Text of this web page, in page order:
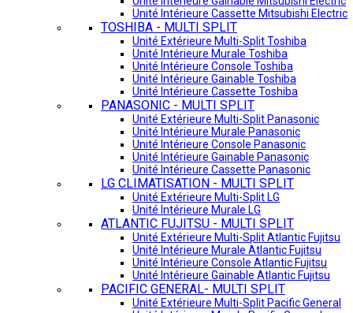
Unité Intérieure Cassette Mitsubishi Electric
TOSHIBA - MULTI SPLIT
Unité Extérieure Multi-Split Toshiba
Unité Intérieure Murale Toshiba
Unité Intérieure Console Toshiba
Unité Intérieure Gainable Toshiba
Unité Intérieure Cassette Toshiba
PANASONIC - MULTI SPLIT
Unité Extérieure Multi-Split Panasonic
Unité Intérieure Murale Panasonic
Unité Intérieure Console Panasonic
Unité Intérieure Gainable Panasonic
Unité Intérieure Cassette Panasonic
LG CLIMATISATION - MULTI SPLIT
Unité Extérieure Multi-Split LG
Unité Intérieure Murale LG
ATLANTIC FUJITSU - MULTI SPLIT
Unité Extérieure Multi-Split Atlantic Fujitsu
Unité Intérieure Murale Atlantic Fujitsu
Unité Intérieure Console Atlantic Fujitsu
Unité Intérieure Gainable Atlantic Fujitsu
PACIFIC GENERAL- MULTI SPLIT
Unité Extérieure Multi-Split Pacific General